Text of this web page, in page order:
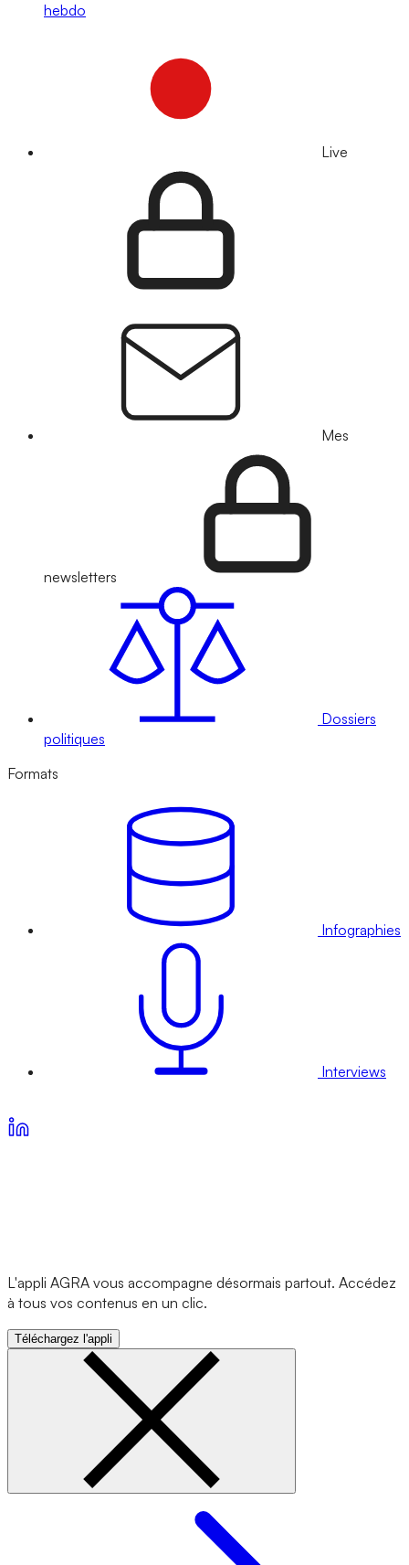
hebdo
Live
Mes
newsletters
Dossiers
politiques
Formats
Infographies
Interviews
L'appli AGRA vous accompagne désormais partout. Accédez
à tous vos contenus en un clic.
Téléchargez l'appli